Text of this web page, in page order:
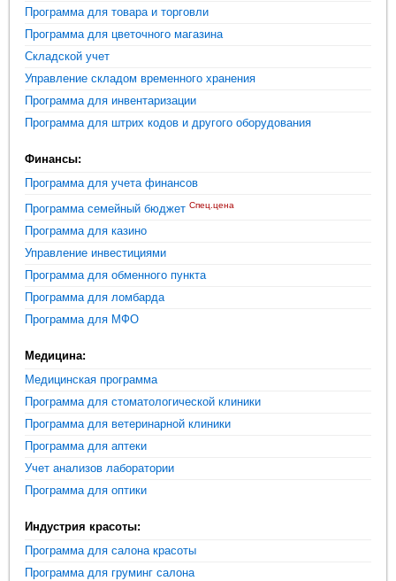
Программа для товара и торговли
Программа для цветочного магазина
Складской учет
Управление складом временного хранения
Программа для инвентаризации
Программа для штрих кодов и другого оборудования
Финансы:
Программа для учета финансов
Программа семейный бюджет Спец.цена
Программа для казино
Управление инвестициями
Программа для обменного пункта
Программа для ломбарда
Программа для МФО
Медицина:
Медицинская программа
Программа для стоматологической клиники
Программа для ветеринарной клиники
Программа для аптеки
Учет анализов лаборатории
Программа для оптики
Индустрия красоты:
Программа для салона красоты
Программа для груминг салона